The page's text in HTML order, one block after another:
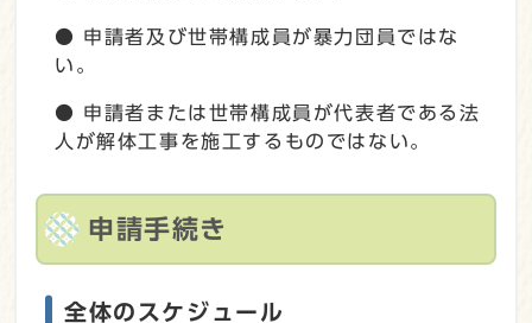
● 申請者及び世帯構成員が暴力団員ではな
い。
● 申請者または世帯構成員が代表者である法
人が解体工事を施工するものではない。
申請手続き
全体のスケジュール